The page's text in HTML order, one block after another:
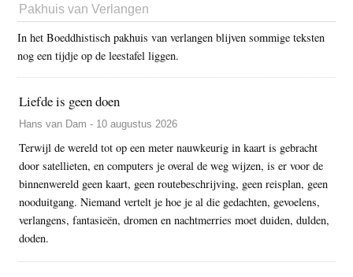
Pakhuis van Verlangen
In het Boeddhistisch pakhuis van verlangen blijven sommige teksten
nog een tijdje op de leestafel liggen.
Liefde is geen doen
Hans van Dam - 10 augustus 2026
Terwijl de wereld tot op een meter nauwkeurig in kaart is gebracht
door satellieten, en computers je overal de weg wijzen, is er voor de
binnenwereld geen kaart, geen routebeschrijving, geen reisplan, geen
nooduitgang. Niemand vertelt je hoe je al die gedachten, gevoelens,
verlangens, fantasieën, dromen en nachtmerries moet duiden, dulden,
doden.